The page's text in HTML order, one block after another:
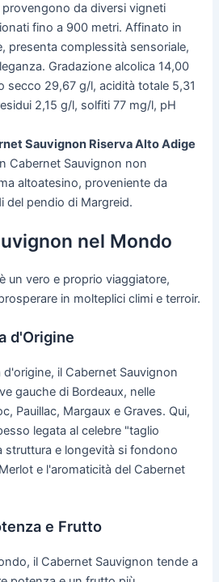
provengono da diversi vigneti
fino a 900 metri. Affinato in
presenta complessità sensoriale,
Gradazione alcolica 14,00
secco 29,67 g/l, acidità totale 5,31
2,15 g/l, solfiti 77 mg/l, pH
Sauvignon Riserva Alto Adige
Cabernet Sauvignon non
altoatesino, proveniente da
del pendio di Margreid.
nel Mondo
un vero e proprio viaggiatore,
in molteplici climi e terroir.
d'Origine
d'origine, il Cabernet Sauvignon
gauche di Bordeaux, nelle
Pauillac, Margaux e Graves. Qui,
legata al celebre "taglio
struttura e longevità si fondono
e l'aromaticità del Cabernet
e Frutto
il Cabernet Sauvignon tende a